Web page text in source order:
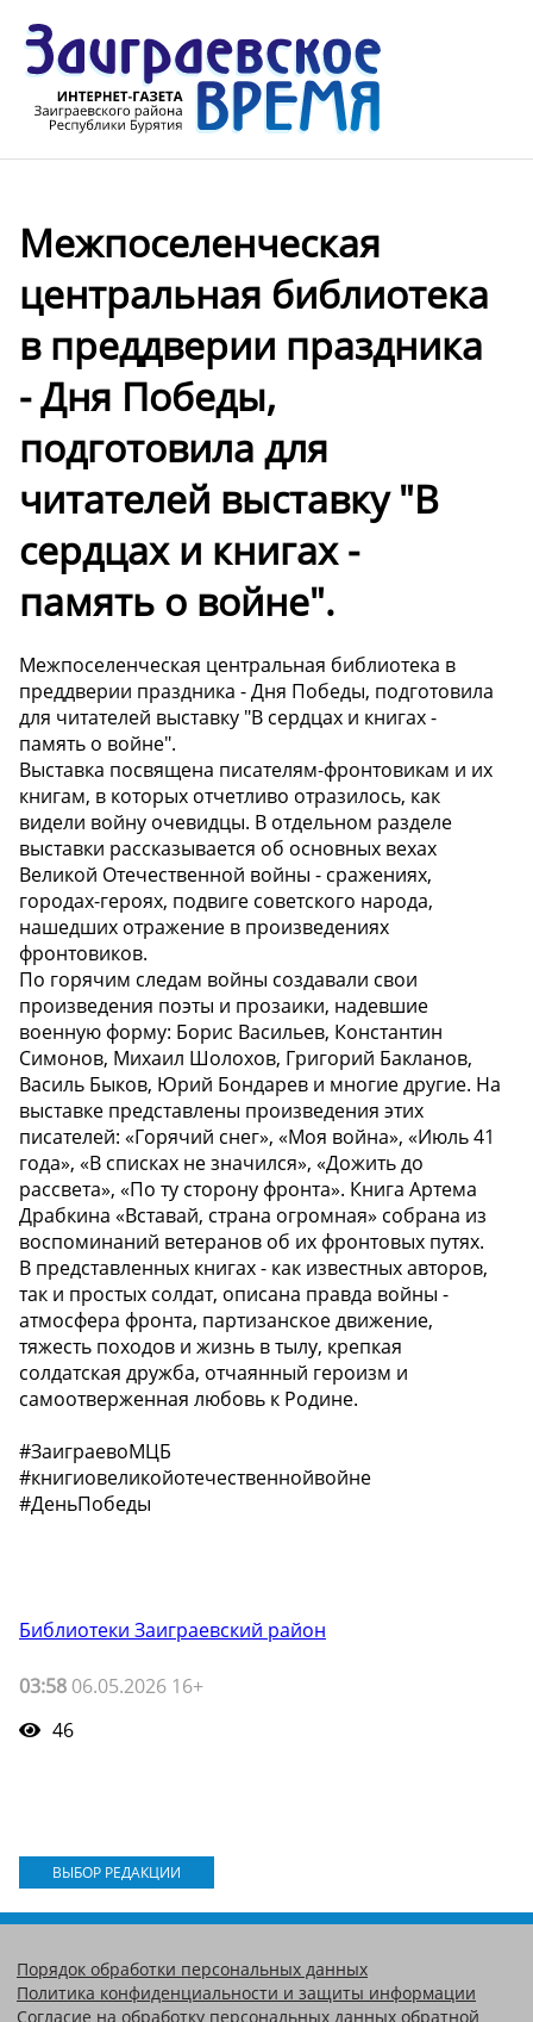
Межпоселенческая
центральная библиотека
в преддверии праздника
- Дня Победы,
подготовила для
читателей выставку "В
сердцах и книгах -
память о войне".
Межпоселенческая центральная библиотека в
преддверии праздника - Дня Победы, подготовила
для читателей выставку "В сердцах и книгах -
память о войне".
Выставка посвящена писателям-фронтовикам и их
книгам, в которых отчетливо отразилось, как
видели войну очевидцы. В отдельном разделе
выставки рассказывается об основных вехах
Великой Отечественной войны - сражениях,
городах-героях, подвиге советского народа,
нашедших отражение в произведениях
фронтовиков.
По горячим следам войны создавали свои
произведения поэты и прозаики, надевшие
военную форму: Борис Васильев, Константин
Симонов, Михаил Шолохов, Григорий Бакланов,
Василь Быков, Юрий Бондарев и многие другие. На
выставке представлены произведения этих
писателей: «Горячий снег», «Моя война», «Июль 41
года», «В списках не значился», «Дожить до
рассвета», «По ту сторону фронта». Книга Артема
Драбкина «Вставай, страна огромная» собрана из
воспоминаний ветеранов об их фронтовых путях.
В представленных книгах - как известных авторов,
так и простых солдат, описана правда войны -
атмосфера фронта, партизанское движение,
тяжесть походов и жизнь в тылу, крепкая
солдатская дружба, отчаянный героизм и
самоотверженная любовь к Родине.
#ЗаиграевоМЦБ
#книгиовеликойотечественнойвойне
#ДеньПобеды
Библиотеки Заиграевский район
03:58 06.05.2026 16+
46
ВЫБОР РЕДАКЦИИ
Порядок обработки персональных данных
Политика конфиденциальности и защиты информации
Согласие на обработку персональных данных обратной